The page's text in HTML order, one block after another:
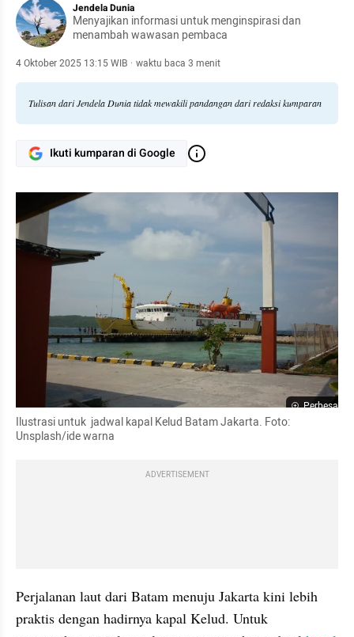
Jendela Dunia
Menyajikan informasi untuk menginspirasi dan
menambah wawasan pembaca
4 Oktober 2025 13:15 WIB · waktu baca 3 menit
Tulisan dari Jendela Dunia tidak mewakili pandangan dari redaksi kumparan
Ikuti kumparan di Google
Perbesar
Ilustrasi untuk  jadwal kapal Kelud Batam Jakarta. Foto:
Unsplash/ide warna
ADVERTISEMENT
Perjalanan laut dari Batam menuju Jakarta kini lebih
praktis dengan hadirnya kapal Kelud. Untuk